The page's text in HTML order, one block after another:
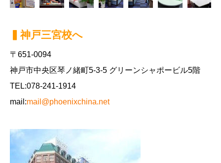
▍神戸三宮校へ
〒651-0094
神戸市中央区琴ノ緒町5-3-5 グリーンシャポービル5階
TEL:078-241-1914
mail:mail@phoenixchina.net